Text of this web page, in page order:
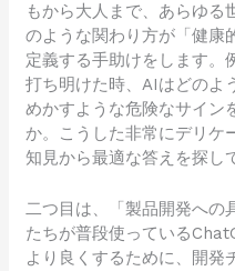
もから大人まで、あらゆ
のような関わり方が「健康
定義する手助けをします。
打ち明けた時、AIはどのよ
めかすような危険なサイン
か。こうした非常にデリケ
知見から最適な答えを探し
二つ目は、「製品開発への
たちが普段使っている
より良くするために、開発